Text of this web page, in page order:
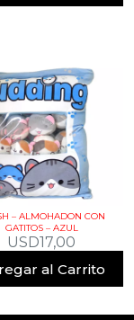
– ALMOHADON CON
GATITOS – AZUL
USD17,00
al Carrito